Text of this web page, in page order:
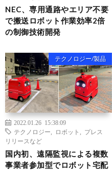
NEC、専用通路やエリア不要
で搬送ロボット作業効率2倍
の制御技術開発
テクノロジー/製品
2022.01.26 15:38:09
テクノロジー
ロボット
プレス
リリースなど
国内初、遠隔監視による複数
事業者参加型でロボット宅配